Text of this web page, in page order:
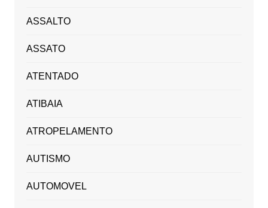
ASSALTO
ASSATO
ATENTADO
ATIBAIA
ATROPELAMENTO
AUTISMO
AUTOMOVEL